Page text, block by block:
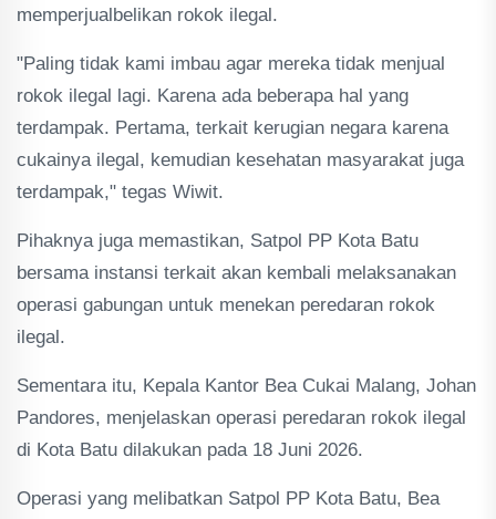
memperjualbelikan rokok ilegal.
"Paling tidak kami imbau agar mereka tidak menjual
rokok ilegal lagi. Karena ada beberapa hal yang
terdampak. Pertama, terkait kerugian negara karena
cukainya ilegal, kemudian kesehatan masyarakat juga
terdampak," tegas Wiwit.
Pihaknya juga memastikan, Satpol PP Kota Batu
bersama instansi terkait akan kembali melaksanakan
operasi gabungan untuk menekan peredaran rokok
ilegal.
Sementara itu, Kepala Kantor Bea Cukai Malang, Johan
Pandores, menjelaskan operasi peredaran rokok ilegal
di Kota Batu dilakukan pada 18 Juni 2026.
Operasi yang melibatkan Satpol PP Kota Batu, Bea